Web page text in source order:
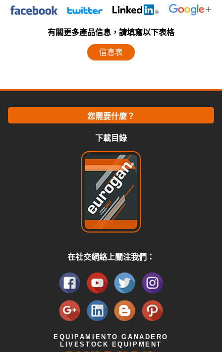
有關更多產品信息，請填寫以下表格
信息表
您需要什麼？
下載目錄
在社交網絡上關注我們：
EQUIPAMIENTO GANADERO
LIVESTOCK EQUIPMENT